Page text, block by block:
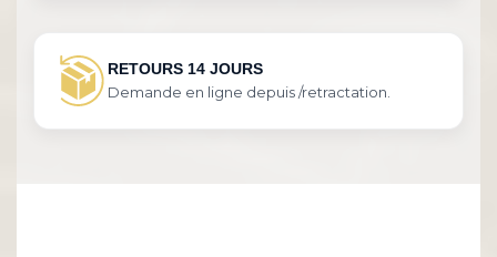
RETOURS 14 JOURS
Demande en ligne depuis /retractation.